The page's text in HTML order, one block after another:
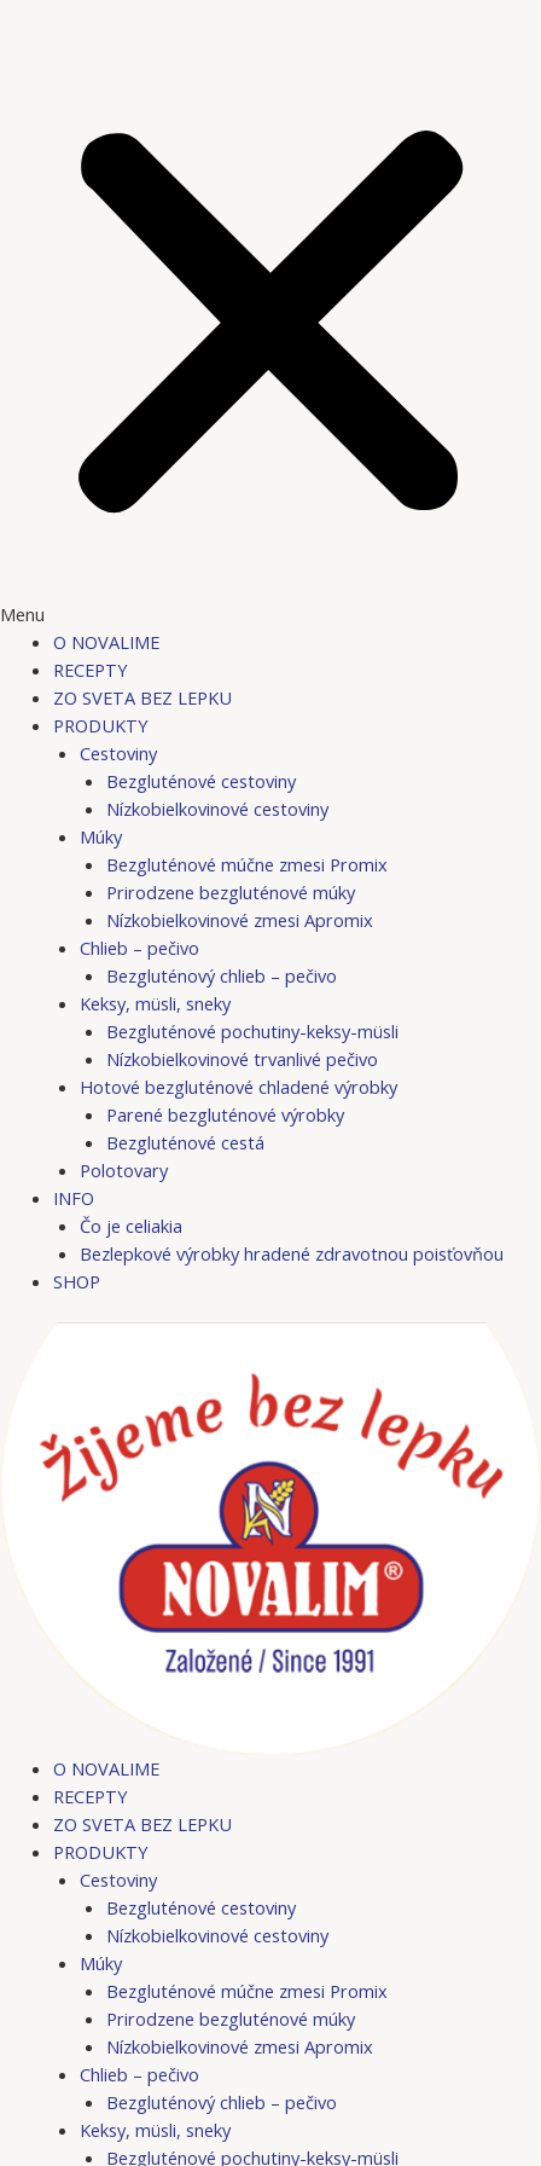
Menu
O NOVALIME
RECEPTY
ZO SVETA BEZ LEPKU
PRODUKTY
Cestoviny
Bezgluténové cestoviny
Nízkobielkovinové cestoviny
Múky
Bezgluténové múčne zmesi Promix
Prirodzene bezgluténové múky
Nízkobielkovinové zmesi Apromix
Chlieb – pečivo
Bezgluténový chlieb – pečivo
Keksy, müsli, sneky
Bezgluténové pochutiny-keksy-müsli
Nízkobielkovinové trvanlivé pečivo
Hotové bezgluténové chladené výrobky
Parené bezgluténové výrobky
Bezgluténové cestá
Polotovary
INFO
Čo je celiakia
Bezlepkové výrobky hradené zdravotnou poisťovňou
SHOP
O NOVALIME
RECEPTY
ZO SVETA BEZ LEPKU
PRODUKTY
Cestoviny
Bezgluténové cestoviny
Nízkobielkovinové cestoviny
Múky
Bezgluténové múčne zmesi Promix
Prirodzene bezgluténové múky
Nízkobielkovinové zmesi Apromix
Chlieb – pečivo
Bezgluténový chlieb – pečivo
Keksy, müsli, sneky
Bezgluténové pochutiny-keksy-müsli